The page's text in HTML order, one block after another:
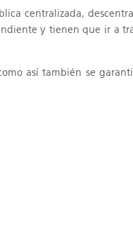
centralizada,
y tienen que ir a
así también se